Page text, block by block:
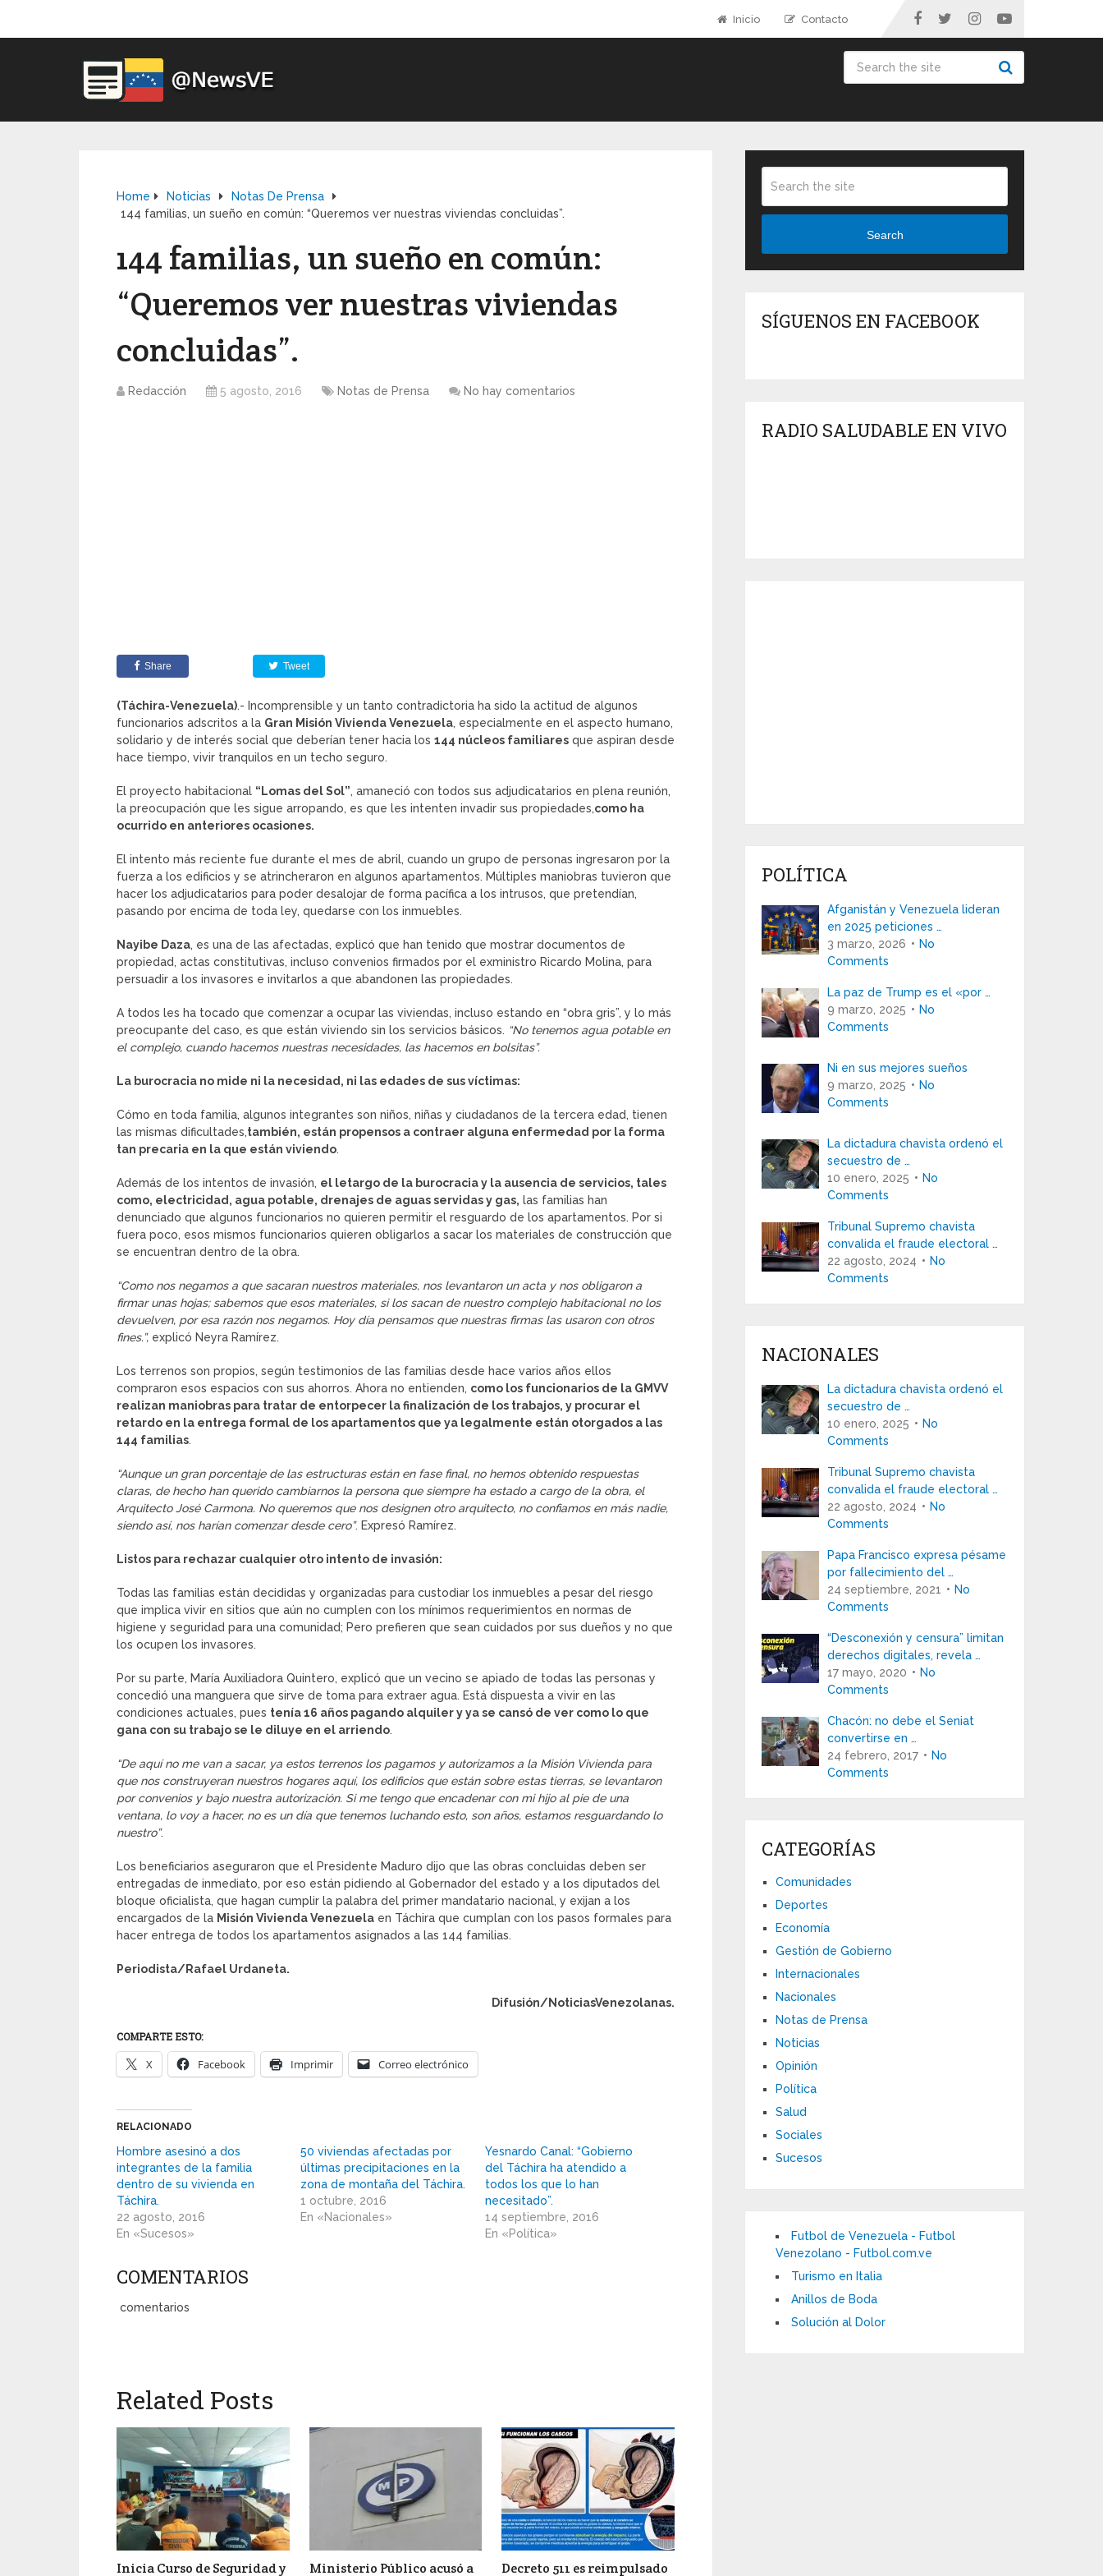
Inicio Contacto
Home Noticias
Notas De Prensa
144 familias, un sueño en común: “Queremos ver nuestras viviendas concluidas”.
144 familias, un sueño en común:
“Queremos ver nuestras viviendas
concluidas”.
Redacción 5 agosto, 2016 Notas de Prensa No hay comentarios
Share Tweet
(Táchira-Venezuela).- Incomprensible y un tanto contradictoria ha sido la actitud de algunos
funcionarios adscritos a la Gran Misión Vivienda Venezuela, especialmente en el aspecto humano,
solidario y de interés social que deberían tener hacia los 144 núcleos familiares que aspiran desde
hace tiempo, vivir tranquilos en un techo seguro.
El proyecto habitacional “Lomas del Sol”, amaneció con todos sus adjudicatarios en plena reunión,
la preocupación que les sigue arropando, es que les intenten invadir sus propiedades,como ha
ocurrido en anteriores ocasiones.
El intento más reciente fue durante el mes de abril, cuando un grupo de personas ingresaron por la
fuerza a los edificios y se atrincheraron en algunos apartamentos. Múltiples maniobras tuvieron que
hacer los adjudicatarios para poder desalojar de forma pacífica a los intrusos, que pretendían,
pasando por encima de toda ley, quedarse con los inmuebles.
Nayibe Daza, es una de las afectadas, explicó que han tenido que mostrar documentos de
propiedad, actas constitutivas, incluso convenios firmados por el exministro Ricardo Molina, para
persuadir a los invasores e invitarlos a que abandonen las propiedades.
A todos les ha tocado que comenzar a ocupar las viviendas, incluso estando en “obra gris”, y lo más
preocupante del caso, es que están viviendo sin los servicios básicos. “No tenemos agua potable en
el complejo, cuando hacemos nuestras necesidades, las hacemos en bolsitas”.
La burocracia no mide ni la necesidad, ni las edades de sus víctimas:
Cómo en toda familia, algunos integrantes son niños, niñas y ciudadanos de la tercera edad, tienen
las mismas dificultades,también, están propensos a contraer alguna enfermedad por la forma
tan precaria en la que están viviendo.
Además de los intentos de invasión, el letargo de la burocracia y la ausencia de servicios, tales
como, electricidad, agua potable, drenajes de aguas servidas y gas, las familias han
denunciado que algunos funcionarios no quieren permitir el resguardo de los apartamentos. Por si
fuera poco, esos mismos funcionarios quieren obligarlos a sacar los materiales de construcción que
se encuentran dentro de la obra.
“Como nos negamos a que sacaran nuestros materiales, nos levantaron un acta y nos obligaron a
firmar unas hojas; sabemos que esos materiales, si los sacan de nuestro complejo habitacional no los
devuelven, por esa razón nos negamos. Hoy día pensamos que nuestras firmas las usaron con otros
fines.”, explicó Neyra Ramírez.
Los terrenos son propios, según testimonios de las familias desde hace varios años ellos
compraron esos espacios con sus ahorros. Ahora no entienden, como los funcionarios de la GMVV
realizan maniobras para tratar de entorpecer la finalización de los trabajos, y procurar el
retardo en la entrega formal de los apartamentos que ya legalmente están otorgados a las
144 familias.
“Aunque un gran porcentaje de las estructuras están en fase final, no hemos obtenido respuestas
claras, de hecho han querido cambiarnos la persona que siempre ha estado a cargo de la obra, el
Arquitecto José Carmona. No queremos que nos designen otro arquitecto, no confiamos en más nadie,
siendo así, nos harían comenzar desde cero”. Expresó Ramírez.
Listos para rechazar cualquier otro intento de invasión:
Todas las familias están decididas y organizadas para custodiar los inmuebles a pesar del riesgo
que implica vivir en sitios que aún no cumplen con los mínimos requerimientos en normas de
higiene y seguridad para una comunidad; Pero prefieren que sean cuidados por sus dueños y no que
los ocupen los invasores.
Por su parte, María Auxiliadora Quintero, explicó que un vecino se apiado de todas las personas y
concedió una manguera que sirve de toma para extraer agua. Está dispuesta a vivir en las
condiciones actuales, pues tenía 16 años pagando alquiler y ya se cansó de ver como lo que
gana con su trabajo se le diluye en el arriendo.
“De aquí no me van a sacar, ya estos terrenos los pagamos y autorizamos a la Misión Vivienda para
que nos construyeran nuestros hogares aquí, los edificios que están sobre estas tierras, se levantaron
por convenios y bajo nuestra autorización. Si me tengo que encadenar con mi hijo al pie de una
ventana, lo voy a hacer, no es un día que tenemos luchando esto, son años, estamos resguardando lo
nuestro”.
Los beneficiarios aseguraron que el Presidente Maduro dijo que las obras concluidas deben ser
entregadas de inmediato, por eso están pidiendo al Gobernador del estado y a los diputados del
bloque oficialista, que hagan cumplir la palabra del primer mandatario nacional, y exijan a los
encargados de la Misión Vivienda Venezuela en Táchira que cumplan con los pasos formales para
hacer entrega de todos los apartamentos asignados a las 144 familias.
Periodista/Rafael Urdaneta.
Difusión/NoticiasVenezolanas.
COMPARTE ESTO:
X Facebook Imprimir Correo electrónico
RELACIONADO
Hombre asesinó a dos
integrantes de la familia
dentro de su vivienda en
Táchira.
22 agosto, 2016
En «Sucesos»
50 viviendas afectadas por
últimas precipitaciones en la
zona de montaña del Táchira.
1 octubre, 2016
En «Nacionales»
Yesnardo Canal: “Gobierno
del Táchira ha atendido a
todos los que lo han
necesitado”.
14 septiembre, 2016
En «Política»
COMENTARIOS
comentarios
Related Posts
Inicia Curso de Seguridad y Ministerio Público acusó a Decreto 511 es reimpulsado
Search
SÍGUENOS EN FACEBOOK
RADIO SALUDABLE EN VIVO
POLÍTICA
Afganistán y Venezuela lideran
en 2025 peticiones …
3 marzo, 2026
No
Comments
La paz de Trump es el «por …
9 marzo, 2025
No
Comments
Ni en sus mejores sueños
9 marzo, 2025
No
Comments
La dictadura chavista ordenó el
secuestro de …
10 enero, 2025
No
Comments
Tribunal Supremo chavista
convalida el fraude electoral …
22 agosto, 2024
No
Comments
NACIONALES
La dictadura chavista ordenó el
secuestro de …
10 enero, 2025
No
Comments
Tribunal Supremo chavista
convalida el fraude electoral …
22 agosto, 2024
No
Comments
Papa Francisco expresa pésame
por fallecimiento del …
24 septiembre, 2021
No
Comments
“Desconexión y censura” limitan
derechos digitales, revela …
17 mayo, 2020
No
Comments
Chacón: no debe el Seniat
convertirse en …
24 febrero, 2017
No
Comments
CATEGORÍAS
Comunidades
Deportes
Economía
Gestión de Gobierno
Internacionales
Nacionales
Notas de Prensa
Noticias
Opinión
Política
Salud
Sociales
Sucesos
Futbol de Venezuela - Futbol
Venezolano - Futbol.com.ve
Turismo en Italia
Anillos de Boda
Solución al Dolor